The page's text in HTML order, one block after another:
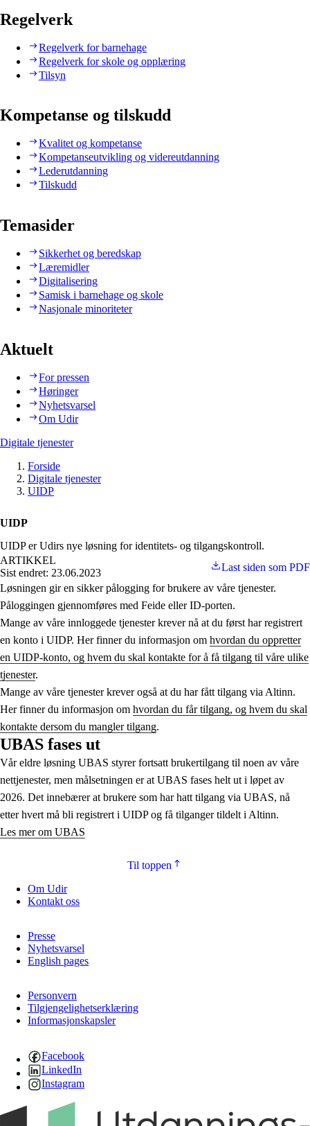
Regelverk
Regelverk for barnehage
Regelverk for skole og opplæring
Tilsyn
Kompetanse og tilskudd
Kvalitet og kompetanse
Kompetanseutvikling og videreutdanning
Lederutdanning
Tilskudd
Temasider
Sikkerhet og beredskap
Læremidler
Digitalisering
Samisk i barnehage og skole
Nasjonale minoriteter
Aktuelt
For pressen
Høringer
Nyhetsvarsel
Om Udir
Digitale tjenester
Forside
Digitale tjenester
UIDP
UIDP
UIDP er Udirs nye løsning for identitets- og tilgangskontroll.
ARTIKKEL
Sist endret: 23.06.2023
Last siden som PDF
Løsningen gir en sikker pålogging for brukere av våre tjenester.
Påloggingen gjennomføres med Feide eller ID-porten.
Mange av våre innloggede tjenester krever nå at du først har registrert
en konto i UIDP. Her finner du informasjon om hvordan du oppretter
en UIDP-konto, og hvem du skal kontakte for å få tilgang til våre ulike
tjenester.
Mange av våre tjenester krever også at du har fått tilgang via Altinn.
Her finner du informasjon om hvordan du får tilgang, og hvem du skal
kontakte dersom du mangler tilgang.
UBAS fases ut
Vår eldre løsning UBAS styrer fortsatt brukertilgang til noen av våre
nettjenester, men målsetningen er at UBAS fases helt ut i løpet av
2026. Det innebærer at brukere som har hatt tilgang via UBAS, nå
etter hvert må bli registrert i UIDP og få tilganger tildelt i Altinn.
Les mer om UBAS
Til toppen
Om Udir
Kontakt oss
Presse
Nyhetsvarsel
English pages
Personvern
Tilgjengelighetserklæring
Informasjonskapsler
Facebook
LinkedIn
Instagram